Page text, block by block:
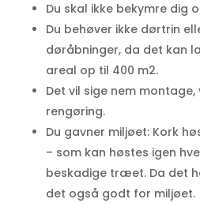
Du skal ikke bekymre dig
Du behøver ikke dørtrin
døråbninger, da det kan
areal op til 400 m2.
Det vil sige nem
rengøring.
Du gavner miljøet: Kork
– som kan høstes igen
beskadige træet. Da det
det også godt for miljøet.